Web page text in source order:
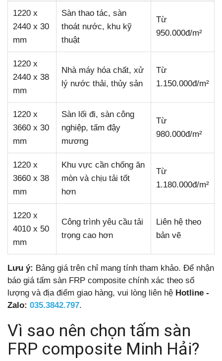
1220 x
2440 x 30
mm
Sàn thao tác, sàn
thoát nước, khu kỹ
thuật
Từ
950.000đ/m²
1220 x
2440 x 38
mm
Nhà máy hóa chất, xử
lý nước thải, thủy sản
Từ
1.150.000đ/m²
1220 x
3660 x 30
mm
Sàn lối đi, sàn công
nghiệp, tấm đậy
mương
Từ
980.000đ/m²
1220 x
3660 x 38
mm
Khu vực cần chống ăn
mòn và chịu tải tốt
hơn
Từ
1.180.000đ/m²
1220 x
4010 x 50
mm
Công trình yêu cầu tải
trọng cao hơn
Liên hệ theo
bản vẽ
Lưu ý: Bảng giá trên chỉ mang tính tham khảo. Để nhận
báo giá tấm sàn FRP composite chính xác theo số
lượng và địa điểm giao hàng, vui lòng liên hệ Hotline -
Zalo: 035.3842.797.
Vì sao nên chọn tấm sàn
FRP composite Minh Hải?